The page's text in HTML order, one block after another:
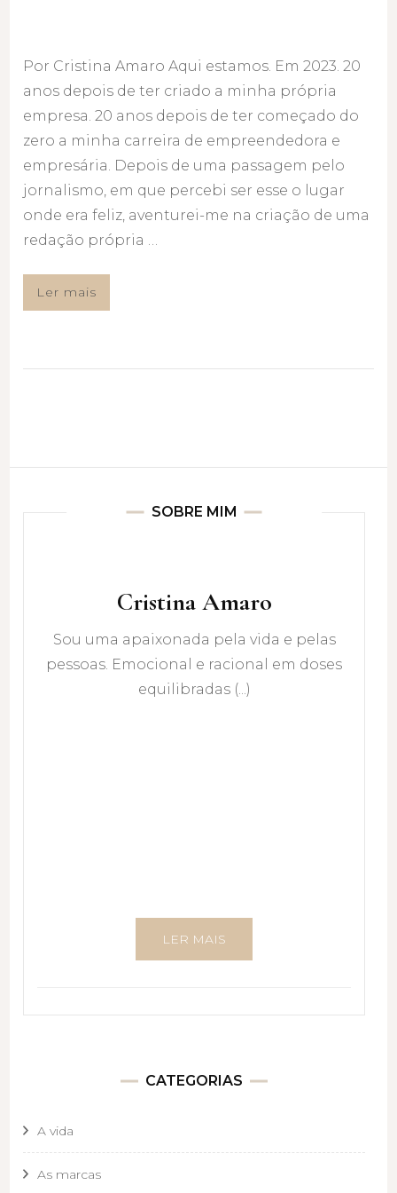
Por Cristina Amaro Aqui estamos. Em 2023. 20
anos depois de ter criado a minha própria
empresa. 20 anos depois de ter começado do
zero a minha carreira de empreendedora e
empresária. Depois de uma passagem pelo
jornalismo, em que percebi ser esse o lugar
onde era feliz, aventurei-me na criação de uma
redação própria …
Ler mais
SOBRE MIM
Cristina Amaro
Sou uma apaixonada pela vida e pelas
pessoas. Emocional e racional em doses
equilibradas (...)
LER MAIS
CATEGORIAS
A vida
As marcas